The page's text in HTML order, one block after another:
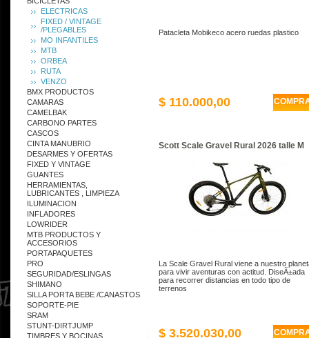
ELECTRICAS
FIXED / VINTAGE
/PLEGABLES
MO INFANTILES
MTB
ORBEA
RUTA
VENZO
BMX PRODUCTOS
CAMARAS
CAMELBAK
CARBONO PARTES
CASCOS
CINTA MANUBRIO
DESARMES Y OFERTAS
FIXED Y VINTAGE
GUANTES
HERRAMIENTAS,
LUBRICANTES , LIMPIEZA
ILUMINACION
INFLADORES
LOWRIDER
MTB PRODUCTOS Y
ACCESORIOS
PORTAPAQUETES
PRO
SEGURIDAD/ESLINGAS
SHIMANO
SILLA PORTA BEBE /CANASTOS
SOPORTE-PIE
SRAM
STUNT-DIRTJUMP
TIMBRES Y BOCINAS
Patacleta Mobikeco acero ruedas plastico
$ 110.000,00
Scott Scale Gravel Rural 2026 talle M
La Scale Gravel Rural viene a nuestro
para vivir aventuras con actitud. DiseÃ±ada
para recorrer distancias en todo tipo de
terrenos
$ 3.520.030,00